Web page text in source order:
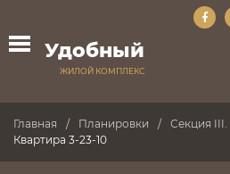
Удобный
ЖИЛОЙ КОМПЛЕКС
Главная Планировки
Секция
Квартира 3-23-10